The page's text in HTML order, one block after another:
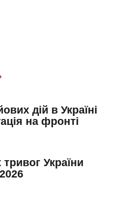
дій в Україні
на фронті
України